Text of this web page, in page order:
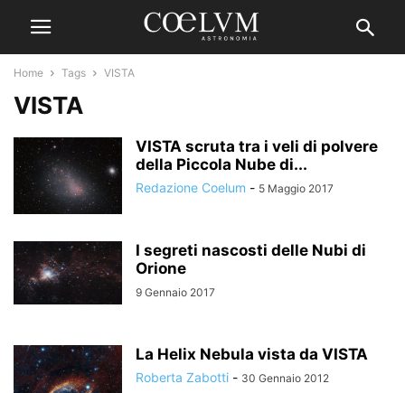
Home Tags VISTA
VISTA
VISTA scruta tra i veli di polvere
della Piccola Nube di...
Redazione Coelum - 5 Maggio 2017
I segreti nascosti delle Nubi di
Orione
9 Gennaio 2017
La Helix Nebula vista da VISTA
Roberta Zabotti - 30 Gennaio 2012